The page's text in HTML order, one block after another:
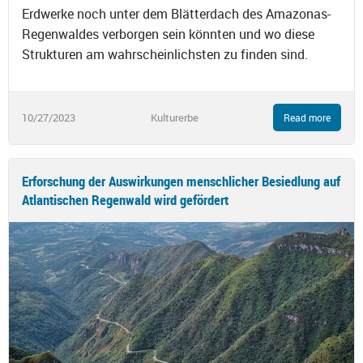
Erdwerke noch unter dem Blätterdach des Amazonas-
Regenwaldes verborgen sein könnten und wo diese
Strukturen am wahrscheinlichsten zu finden sind.
10/27/2023 Kulturerbe Read more
Erforschung der Auswirkungen menschlicher Besiedlung auf
Atlantischen Regenwald wird gefördert